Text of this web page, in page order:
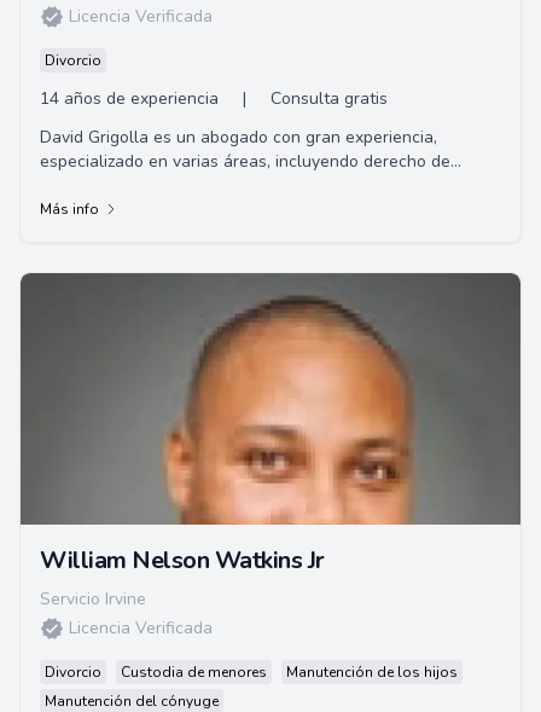
Licencia Verificada
Divorcio
14 años de experiencia |
Consulta gratis
David Grigolla es un abogado con gran experiencia,
especializado en varias áreas, incluyendo derecho de
Más info
William Nelson Watkins Jr
Servicio Irvine
Licencia Verificada
Divorcio Custodia de menores
Manutención de los hijos
Manutención del cónyuge